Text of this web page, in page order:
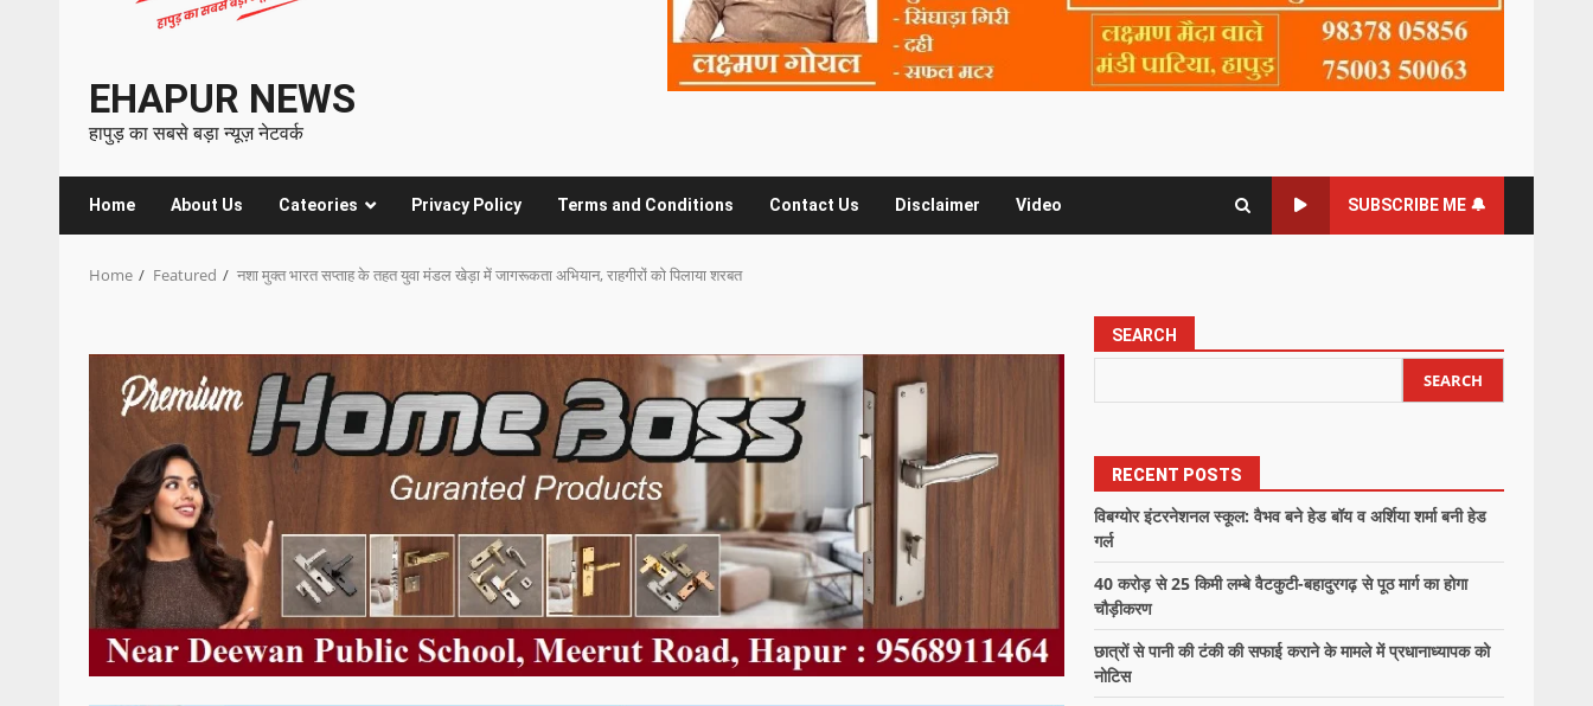
EHAPUR NEWS
हापुड़ का सबसे बड़ा न्यूज़ नेटवर्क
Home About Us Cateories Privacy Policy Terms and Conditions Contact Us Disclaimer Video SUBSCRIBE ME 🔔
Home Featured नशा मुक्त भारत सप्ताह के तहत युवा मंडल खेड़ा में जागरूकता अभियान, राहगीरों को पिलाया शरबत
SEARCH
SEARCH
RECENT POSTS
विबग्योर इंटरनेशनल स्कूल: वैभव बने हेड बॉय व अर्शिया शर्मा बनी हेड
गर्ल
40 करोड़ से 25 किमी लम्बे वैटकुटी-बहादुरगढ़ से पूठ मार्ग का होगा
चौड़ीकरण
छात्रों से पानी की टंकी की सफाई कराने के मामले में प्रधानाध्यापक को
नोटिस